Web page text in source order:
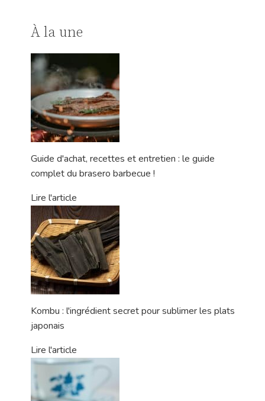
À la une
Guide d'achat, recettes et entretien : le guide
complet du brasero barbecue !
Lire l'article
Kombu : l'ingrédient secret pour sublimer les plats
japonais
Lire l'article